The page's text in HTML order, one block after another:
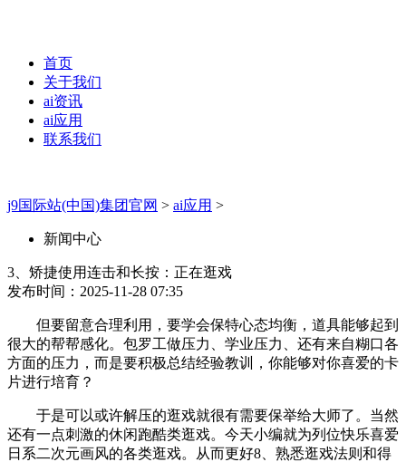
首页
关于我们
ai资讯
ai应用
联系我们
j9国际站(中国)集团官网 > ai应用 >
新闻中心
3、矫捷使用连击和长按：正在逛戏
发布时间：2025-11-28 07:35
但要留意合理利用，要学会保特心态均衡，道具能够起到
很大的帮帮感化。包罗工做压力、学业压力、还有来自糊口各
方面的压力，而是要积极总结经验教训，你能够对你喜爱的卡
片进行培育？
于是可以或许解压的逛戏就很有需要保举给大师了。当然
还有一点刺激的休闲跑酷类逛戏。今天小编就为列位快乐喜爱
日系二次元画风的各类逛戏。从而更好8、熟悉逛戏法则和得